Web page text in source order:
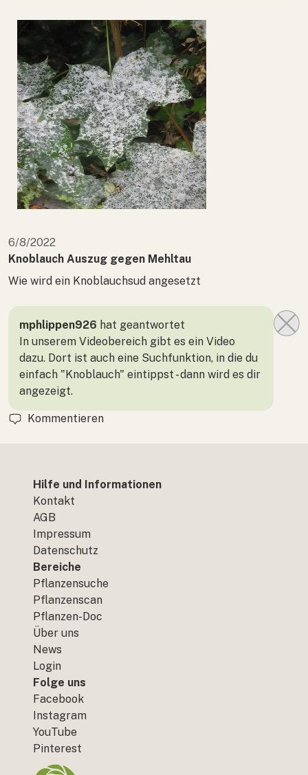
6/8/2022
Knoblauch Auszug gegen Mehltau
Wie wird ein Knoblauchsud angesetzt
mphlippen926 hat geantwortet
In unserem Videobereich gibt es ein Video
dazu. Dort ist auch eine Suchfunktion, in die du
einfach "Knoblauch" eintippst - dann wird es dir
angezeigt.
Kommentieren
Hilfe und Informationen
Kontakt
AGB
Impressum
Datenschutz
Bereiche
Pflanzensuche
Pflanzenscan
Pflanzen-Doc
Über uns
News
Login
Folge uns
Facebook
Instagram
YouTube
Pinterest